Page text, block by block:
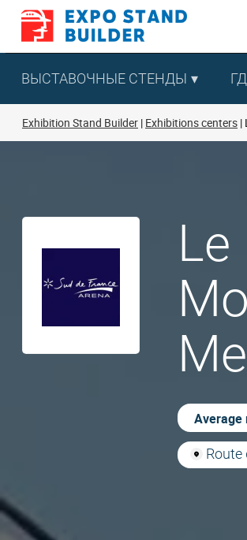
Перейти
содержанию
ВЫСТАВОЧНЫЕ СТЕНДЫ
Exhibition Stand Builder Exhibitions centers
Average
Route